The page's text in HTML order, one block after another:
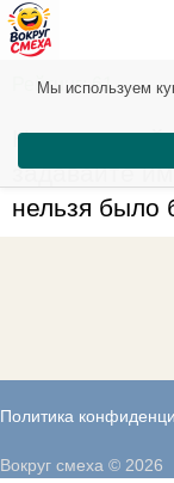
Рейтинг: 61
Не
задавайте
нельзя было
Политика
Мы используем
Вокруг смеха © 2026